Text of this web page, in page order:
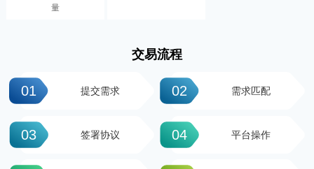
量
交易流程
01 提交需求 02 需求匹配
03 签署协议 04 平台操作